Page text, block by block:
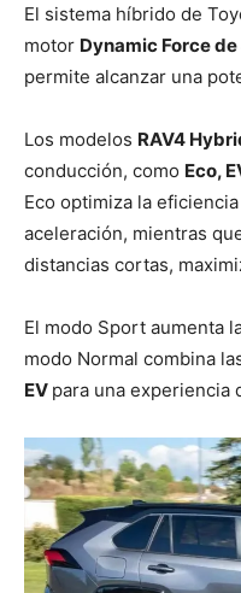
El sistema híbrido de
motor Dynamic Force
permite alcanzar una
Los modelos RAV4
conducción, como Eco,
Eco optimiza la
aceleración, mientras
distancias cortas,
El modo Sport aumenta
modo Normal combina
EV para una experiencia